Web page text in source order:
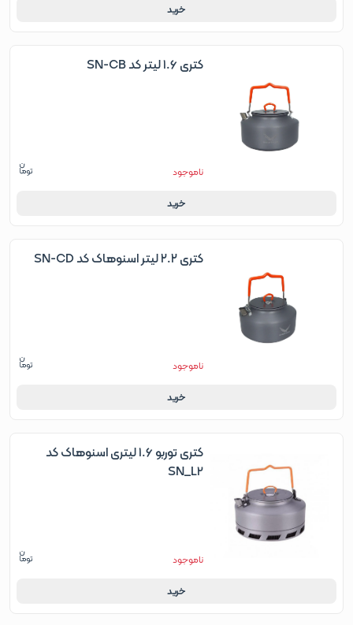
خرید
کتری ۱.۶ لیتر کد SN-CB
ناموجود
خرید
کتری ۲.۲ لیتر اسنوهاک کد SN-CD
ناموجود
خرید
کتری توربو ۱.۶ لیتری اسنوهاک کد
SN_L2
ناموجود
خرید